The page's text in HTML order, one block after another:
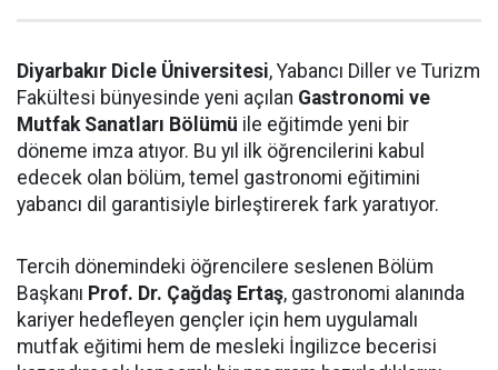
Diyarbakır Dicle Üniversitesi, Yabancı Diller ve Turizm
Fakültesi bünyesinde yeni açılan Gastronomi ve
Mutfak Sanatları Bölümü ile eğitimde yeni bir
döneme imza atıyor. Bu yıl ilk öğrencilerini kabul
edecek olan bölüm, temel gastronomi eğitimini
yabancı dil garantisiyle birleştirerek fark yaratıyor.
Tercih dönemindeki öğrencilere seslenen Bölüm
Başkanı Prof. Dr. Çağdaş Ertaş, gastronomi alanında
kariyer hedefleyen gençler için hem uygulamalı
mutfak eğitimi hem de mesleki İngilizce becerisi